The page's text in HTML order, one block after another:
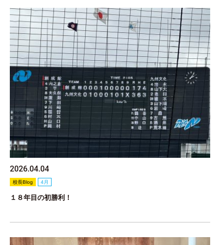
2026.04.04
校長Blog 4月
１８年目の初勝利！